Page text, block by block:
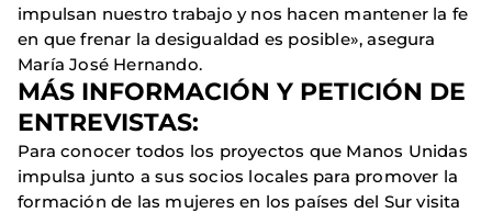
impulsan nuestro trabajo y nos hacen mantener la fe
en que frenar la desigualdad es posible», asegura
María José Hernando.
MÁS INFORMACIÓN Y PETICIÓN DE
ENTREVISTAS:
Para conocer todos los proyectos que Manos Unidas
impulsa junto a sus socios locales para promover la
formación de las mujeres en los países del Sur visita